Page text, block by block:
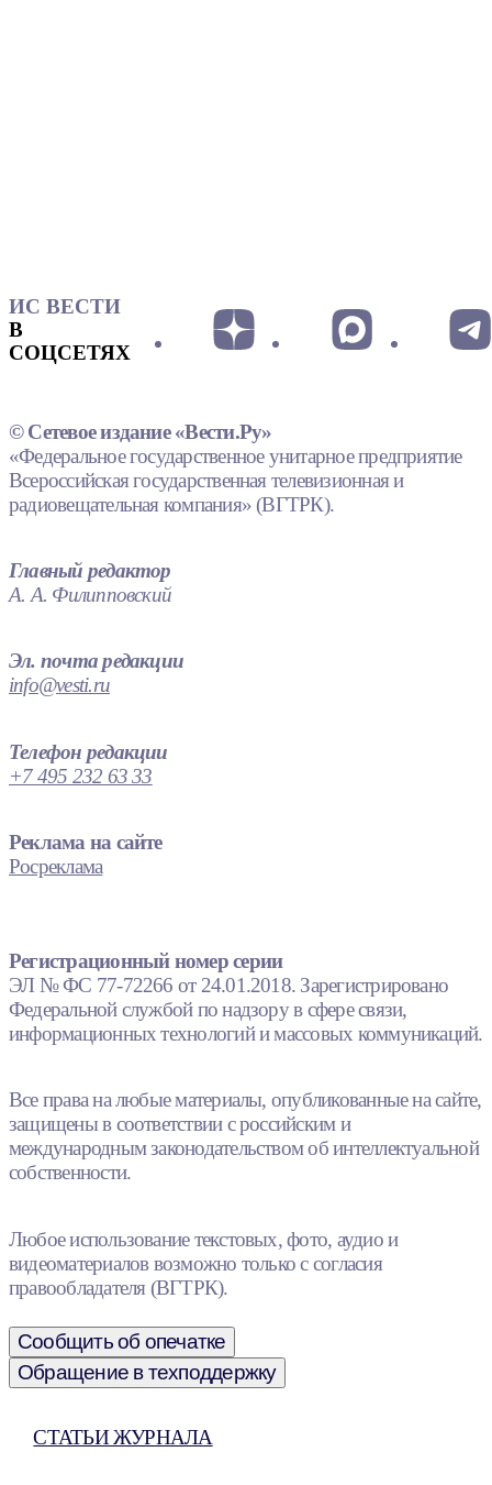
ИС ВЕСТИ
В
СОЦСЕТЯХ
© Сетевое издание «Вести.Ру»
«Федеральное государственное унитарное предприятие
Всероссийская государственная телевизионная и
радиовещательная компания» (ВГТРК).
Главный редактор
А. А. Филипповский
Эл. почта редакции
info@vesti.ru
Телефон редакции
+7 495 232 63 33
Реклама на сайте
Росреклама
Регистрационный номер серии
ЭЛ № ФС 77-72266 от 24.01.2018. Зарегистрировано
Федеральной службой по надзору в сфере связи,
информационных технологий и массовых коммуникаций.
Все права на любые материалы, опубликованные на сайте,
защищены в соответствии с российским и
международным законодательством об интеллектуальной
собственности.
Любое использование текстовых, фото, аудио и
видеоматериалов возможно только с согласия
правообладателя (ВГТРК).
Сообщить об опечатке
Обращение в техподдержку
СТАТЬИ ЖУРНАЛА